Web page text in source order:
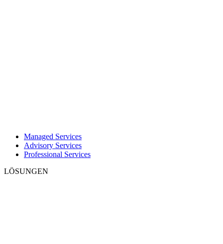
Managed Services
Advisory Services
Professional Services
LÖSUNGEN